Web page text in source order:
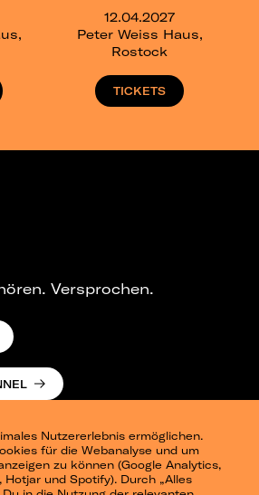
12.04.2027
Peter Weiss Haus,
Rostock
TICKETS
Nutzererlebnis ermöglichen.
für die Webanalyse und um
zu können (Google Analytics,
Hotjar und Spotify). Durch „Alles
Versprochen.